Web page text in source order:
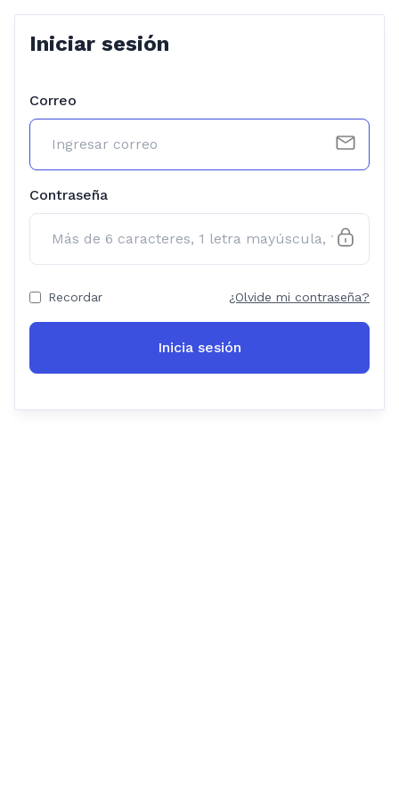
Iniciar sesión
Correo
Contraseña
Recordar ¿Olvide mi contraseña?